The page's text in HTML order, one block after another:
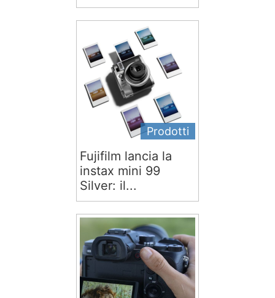
Prodotti
Fujifilm lancia la
instax mini 99
Silver: il...